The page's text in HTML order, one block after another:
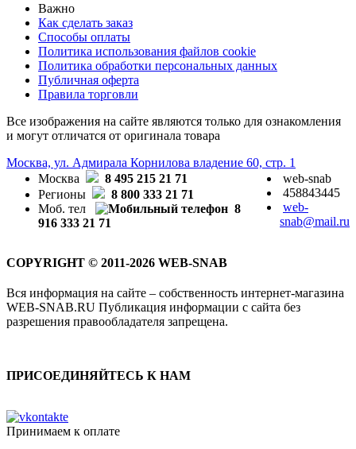
Важно
Как сделать заказ
Способы оплаты
Политика использования файлов cookie
Политика обработки персональных данных
Публичная оферта
Правила торговли
Все изображения на сайте являются только для ознакомления
и могут отличатся от оригинала товара
Москва, ул. Адмирала Корнилова владение 60, стр. 1
Москва
8 495 215 21 71
Регионы
8 800 333 21 71
Моб. тел
8
916 333 21 71
web-snab
458843445
web-
snab@mail.ru
COPYRIGHT © 2011-2026 WEB-SNAB
Вся информация на сайте – собственность интернет-магазина
WEB-SNAB.RU Публикация информации с сайта без
разрешения правообладателя запрещена.
ПРИСОЕДИНЯЙТЕСЬ К НАМ
Принимаем к оплате